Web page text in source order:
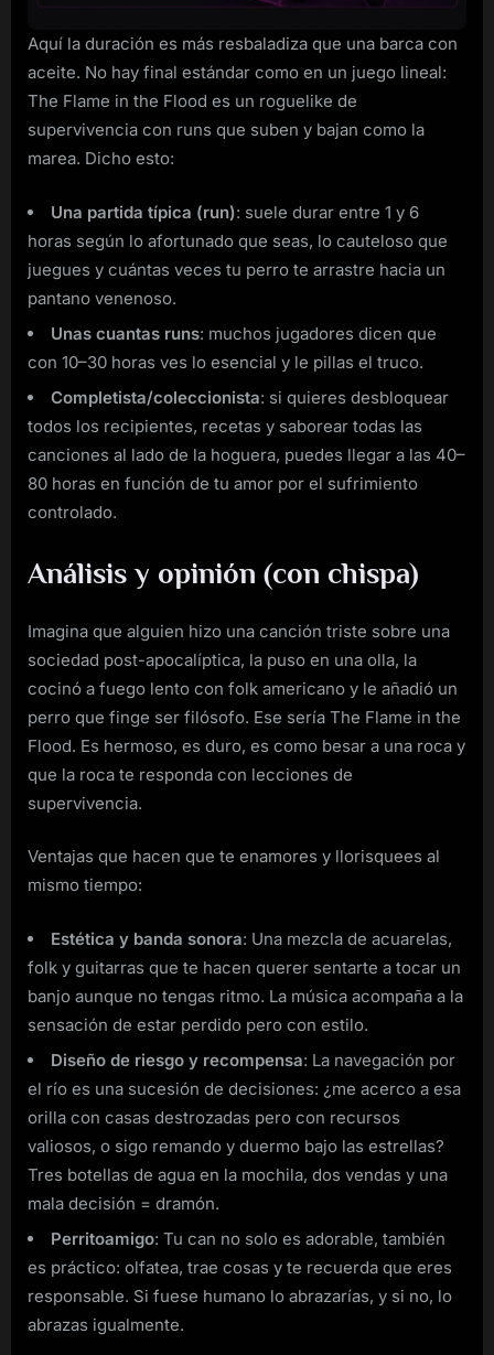
Aquí la duración es más resbaladiza que una barca con
aceite. No hay final estándar como en un juego lineal:
The Flame in the Flood es un roguelike de
supervivencia con runs que suben y bajan como la
marea. Dicho esto:
Una partida típica (run): suele durar entre 1 y 6
horas según lo afortunado que seas, lo cauteloso que
juegues y cuántas veces tu perro te arrastre hacia un
pantano venenoso.
Unas cuantas runs: muchos jugadores dicen que
con 10–30 horas ves lo esencial y le pillas el truco.
Completista/coleccionista: si quieres desbloquear
todos los recipientes, recetas y saborear todas las
canciones al lado de la hoguera, puedes llegar a las 40–
80 horas en función de tu amor por el sufrimiento
controlado.
Análisis y opinión (con chispa)
Imagina que alguien hizo una canción triste sobre una
sociedad post-apocalíptica, la puso en una olla, la
cocinó a fuego lento con folk americano y le añadió un
perro que finge ser filósofo. Ese sería The Flame in the
Flood. Es hermoso, es duro, es como besar a una roca y
que la roca te responda con lecciones de
supervivencia.
Ventajas que hacen que te enamores y llorisquees al
mismo tiempo:
Estética y banda sonora: Una mezcla de acuarelas,
folk y guitarras que te hacen querer sentarte a tocar un
banjo aunque no tengas ritmo. La música acompaña a la
sensación de estar perdido pero con estilo.
Diseño de riesgo y recompensa: La navegación por
el río es una sucesión de decisiones: ¿me acerco a esa
orilla con casas destrozadas pero con recursos
valiosos, o sigo remando y duermo bajo las estrellas?
Tres botellas de agua en la mochila, dos vendas y una
mala decisión = dramón.
Perritoamigo: Tu can no solo es adorable, también
es práctico: olfatea, trae cosas y te recuerda que eres
responsable. Si fuese humano lo abrazarías, y si no, lo
abrazas igualmente.